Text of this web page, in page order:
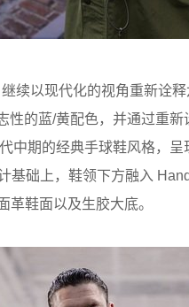
续以现代化的视角重新诠
性的蓝/黄配色，并通过重
中期的经典手球鞋风格，
基础上，鞋领下方融入
革鞋面以及生胶大底。